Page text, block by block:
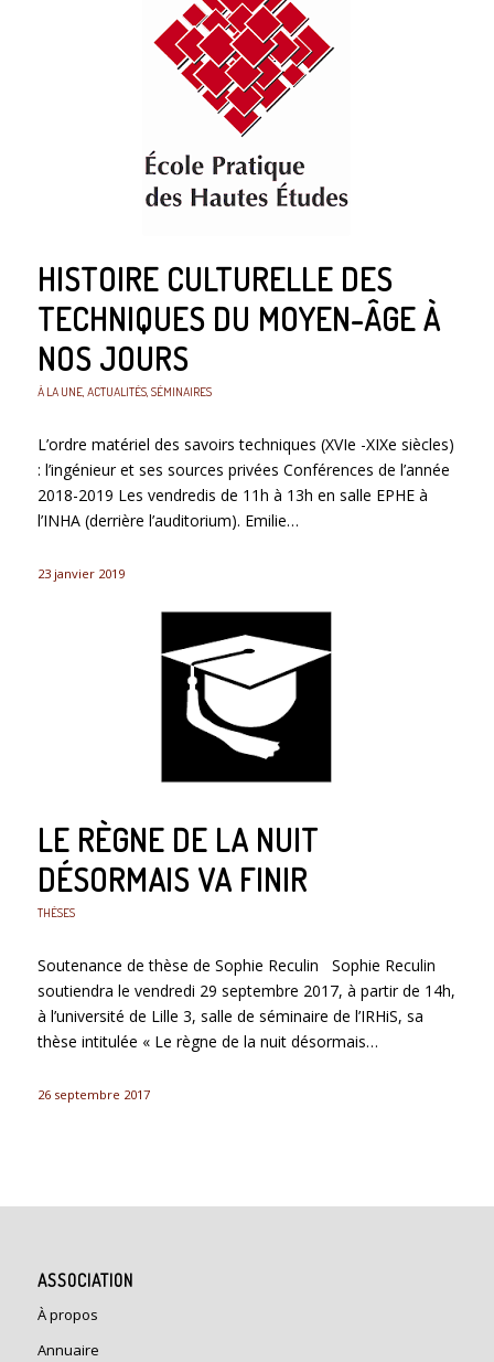
HISTOIRE CULTURELLE DES
TECHNIQUES DU MOYEN-ÂGE À
NOS JOURS
À LA UNE, ACTUALITÉS, SÉMINAIRES
L’ordre matériel des savoirs techniques (XVIe -XIXe siècles)
: l’ingénieur et ses sources privées Conférences de l’année
2018-2019 Les vendredis de 11h à 13h en salle EPHE à
l’INHA (derrière l’auditorium). Emilie…
23 janvier 2019
LE RÈGNE DE LA NUIT
DÉSORMAIS VA FINIR
THÈSES
Soutenance de thèse de Sophie Reculin Sophie Reculin
soutiendra le vendredi 29 septembre 2017, à partir de 14h,
à l’université de Lille 3, salle de séminaire de l’IRHiS, sa
thèse intitulée « Le règne de la nuit désormais…
26 septembre 2017
ASSOCIATION
À propos
Annuaire